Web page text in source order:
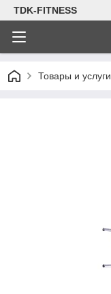
TDK-FITNESS
Товары и услуги